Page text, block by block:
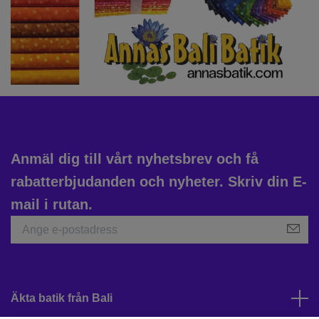
Anmäl dig till vårt nyhetsbrev och få
rabatterbjudanden och nyheter. Skriv din E-
mail i rutan.
Äkta batik från Bali